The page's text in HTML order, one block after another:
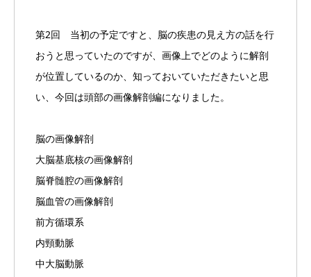
第2回 当初の予定ですと、脳の疾患の見え方の話を行
おうと思っていたのですが、画像上でどのように解剖
が位置しているのか、知っておいていただきたいと思
い、今回は頭部の画像解剖編になりました。
脳の画像解剖
大脳基底核の画像解剖
脳脊髄腔の画像解剖
脳血管の画像解剖
前方循環系
内頸動脈
中大脳動脈